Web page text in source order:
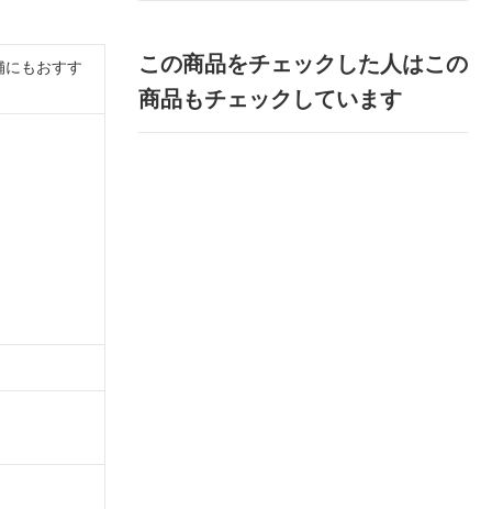
にもおすす
この商品をチェックした人はこの
商品もチェックしています